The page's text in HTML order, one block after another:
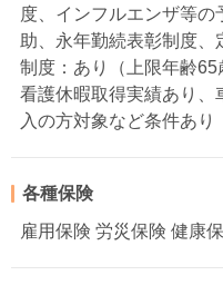
度、インフルエンザ等
助、永年勤続表彰制度、
制度：あり（上限年齢65
看護休暇取得実績あり
入の方対象など条件あり
各種保険
雇用保険 労災保険 健康